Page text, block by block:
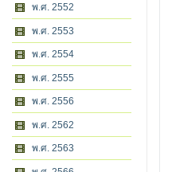
พ.ศ. 2552
พ.ศ. 2553
พ.ศ. 2554
พ.ศ. 2555
พ.ศ. 2556
พ.ศ. 2562
พ.ศ. 2563